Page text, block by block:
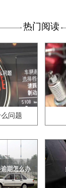
热门阅读
问题